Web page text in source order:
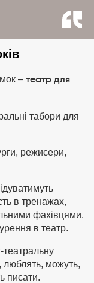
– театр для
табори для
режисери,
в тренажах,
фахівцями.
в театр.
люблять, можуть,
писати.